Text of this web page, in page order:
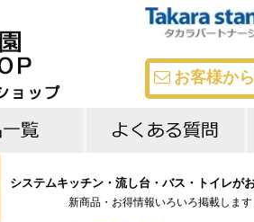
お客様か
システムキッチン・流し台・バス・トイレ
よくある質問
メーカー比較
新商品・お得情報いろいろ掲載します